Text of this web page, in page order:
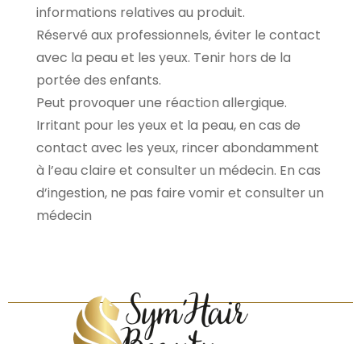
informations relatives au produit.
Réservé aux professionnels, éviter le contact
avec la peau et les yeux. Tenir hors de la
portée des enfants.
Peut provoquer une réaction allergique.
Irritant pour les yeux et la peau, en cas de
contact avec les yeux, rincer abondamment
à l’eau claire et consulter un médecin. En cas
d’ingestion, ne pas faire vomir et consulter un
médecin